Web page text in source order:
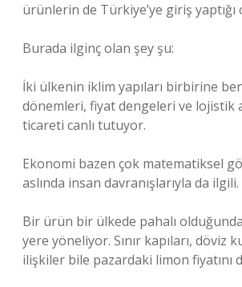
ürünlerin de Türkiye’ye giriş yaptığı
Burada ilginç olan şey şu:
İki ülkenin iklim yapıları birbirine
dönemleri, fiyat dengeleri ve lojistik
ticareti canlı tutuyor.
Ekonomi bazen çok matematiksel
aslında insan davranışlarıyla da ilgili.
Bir ürün bir ülkede pahalı
yere yöneliyor. Sınır kapıları, döviz
ilişkiler bile pazardaki limon fiyatını